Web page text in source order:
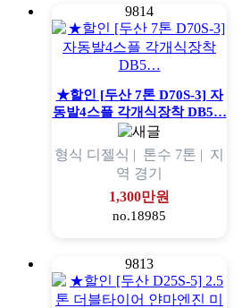
9814
★할인 [두산 7톤 D70S-3] 자
동발4스플 각개식장착 DB5…
형식 디젤식 | 톤수 7톤 | 지
역 경기
1,300만원
no.18985
9813